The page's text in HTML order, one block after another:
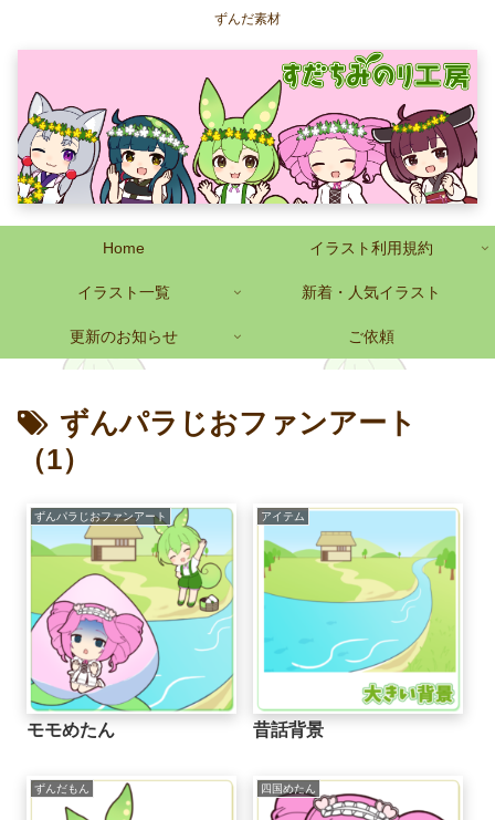
ずんだ素材
Home イラスト利用規約
イラスト一覧 新着・人気イラスト
更新のお知らせ ご依頼
ずんパラじおファンアート
（1）
ずんパラじおファンアート
モモめたん
アイテム
昔話背景
ずんだもん 四国めたん